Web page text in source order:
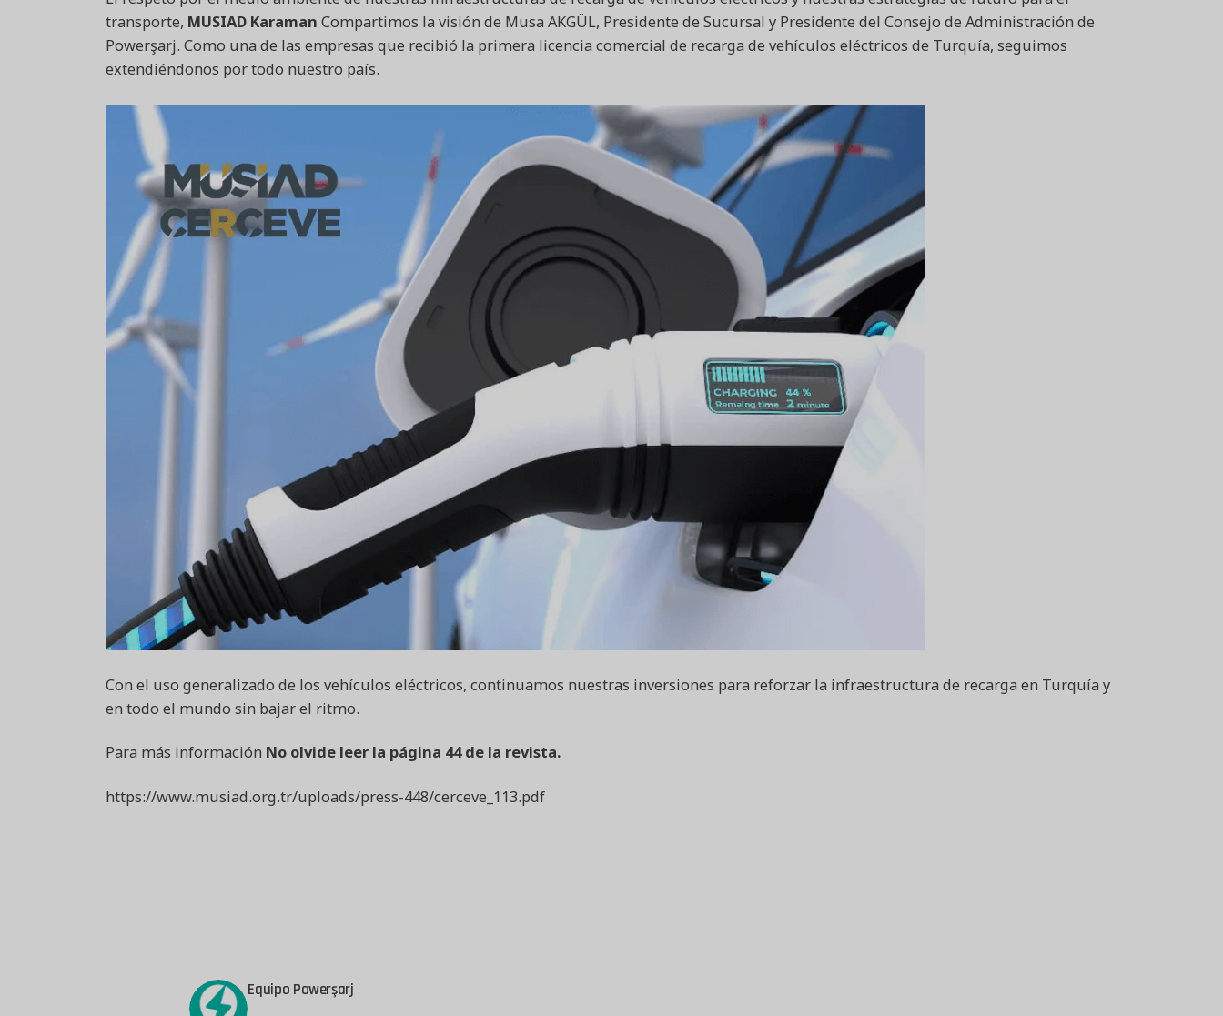
transporte, MUSIAD Karaman Compartimos la visión de Musa AKGÜL, Presidente de Sucursal y Presidente del Consejo de Administración de
Powerşarj. Como una de las empresas que recibió la primera licencia comercial de recarga de vehículos eléctricos de Turquía, seguimos
extendiéndonos por todo nuestro país.
Con el uso generalizado de los vehículos eléctricos, continuamos nuestras inversiones para reforzar la infraestructura de recarga en Turquía y
en todo el mundo sin bajar el ritmo.
Para más información No olvide leer la página 44 de la revista.
https://www.musiad.org.tr/uploads/press-448/cerceve_113.pdf
Equipo Powerşarj